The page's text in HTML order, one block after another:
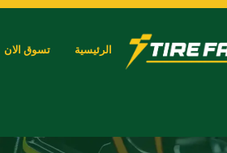
الرئيسية تسوق الان